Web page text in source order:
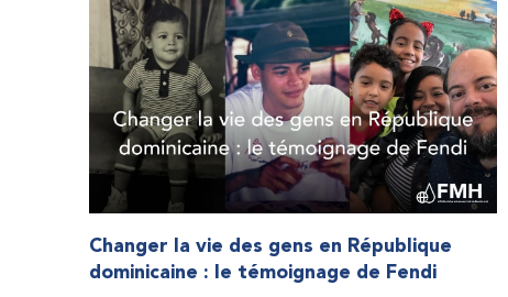
Changer la vie des gens en République
dominicaine : le témoignage de Fendi